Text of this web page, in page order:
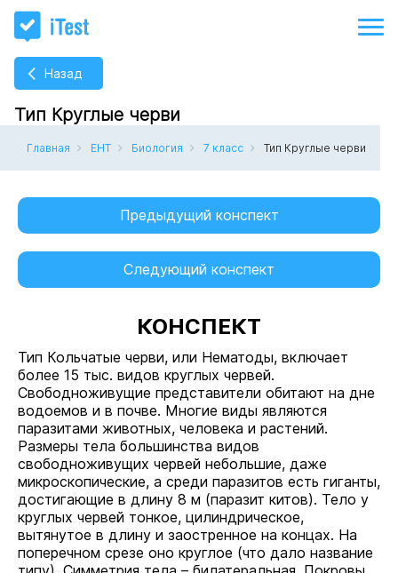
Назад
Тип Круглые черви
Главная ЕНТ Биология 7 класс Тип Круглые черви
Предыдущий конспект
Следующий конспект
КОНСПЕКТ
Тип Кольчатые черви, или Нематоды, включает
более 15 тыс. видов круглых червей.
Свободноживущие представители обитают на дне
водоемов и в почве. Многие виды являются
паразитами животных, человека и растений.
Размеры тела большинства видов
свободноживущих червей небольшие, даже
микроскопические, а среди паразитов есть гиганты,
достигающие в длину 8 м (паразит китов). Тело у
круглых червей тонкое, цилиндрическое,
вытянутое в длину и заостренное на концах. На
поперечном срезе оно круглое (что дало название